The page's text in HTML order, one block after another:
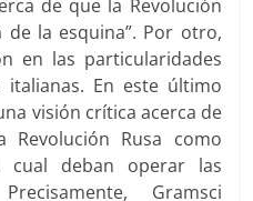
de que la Revolución
de la esquina”. Por otro,
en las particularidades
En este último
visión crítica acerca de
Revolución Rusa como
deban operar las
Gramsci